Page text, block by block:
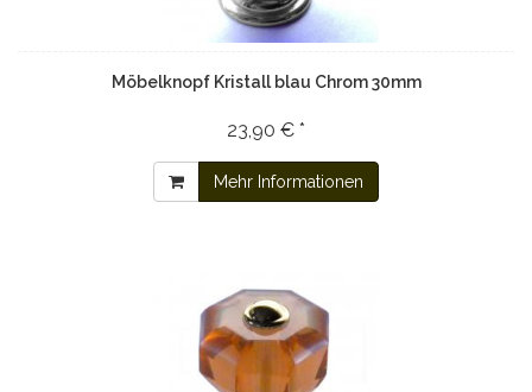
Möbelknopf Kristall blau Chrom 30mm
23,90 € *
Mehr Informationen